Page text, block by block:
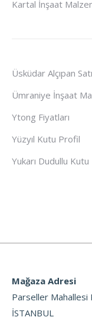
Kartal İnşaat
Üsküdar Alçıpan
Ümraniye İnşaat
Ytong Fiyatları
Yüzyıl Kutu Profil
Yukarı Dudullu
Mağaza Adresi
Parseller
İSTANBUL